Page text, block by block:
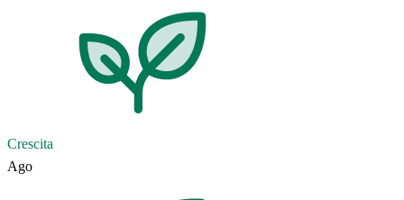
Crescita
Ago